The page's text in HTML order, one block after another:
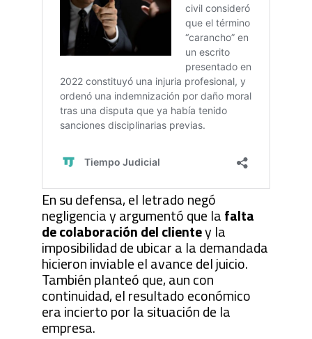
En su defensa, el letrado negó
negligencia y argumentó que lafalta
de colaboración del clientey la
imposibilidad de ubicar a la demandada
hicieron inviable el avance del juicio.
También planteó que, aun con
continuidad, el resultado económico
era incierto por la situación de la
empresa.